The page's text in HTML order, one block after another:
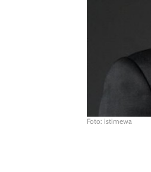
Foto: istimewa